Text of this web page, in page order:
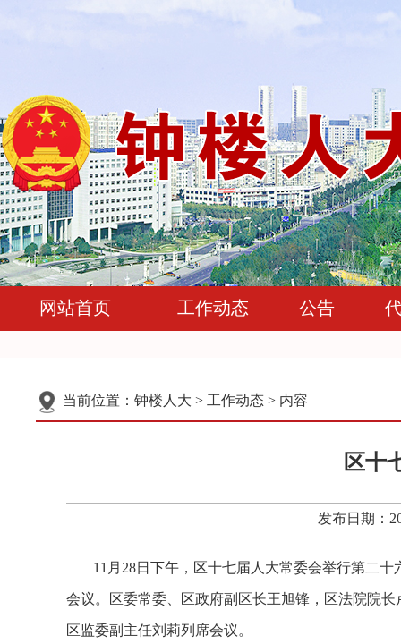
网站首页 工作动态 公告
当前位置： 钟楼人大 > 工作动态 > 内容
区十
发布日期：
11 月 28日下午，区十七届人大常委会举行第二
会议。区委常委、区政府副区长王旭锋，区法院院
区监委副主任刘莉列席会议。